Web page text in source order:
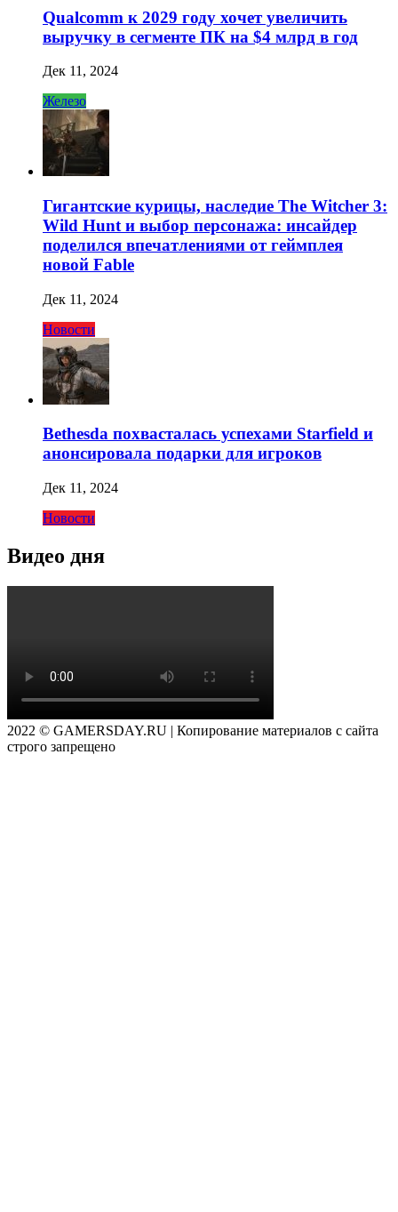
Qualcomm к 2029 году хочет увеличить
выручку в сегменте ПК на $4 млрд в год
Дек 11, 2024
Железо
Гигантские курицы, наследие The Witcher 3:
Wild Hunt и выбор персонажа: инсайдер
поделился впечатлениями от геймплея
новой Fable
Дек 11, 2024
Новости
Bethesda похвасталась успехами Starfield и
анонсировала подарки для игроков
Дек 11, 2024
Новости
Видео дня
2022 © GAMERSDAY.RU | Копирование материалов с сайта
строго запрещено